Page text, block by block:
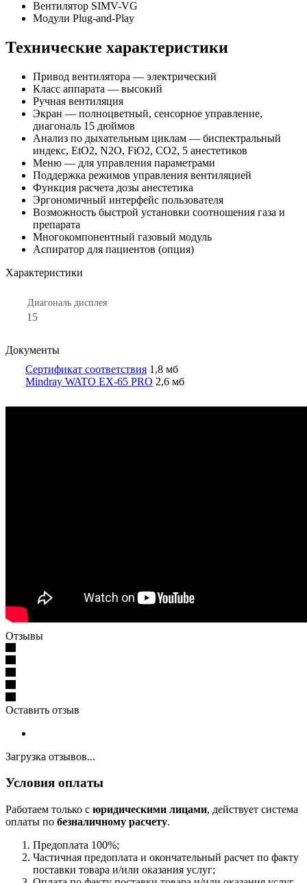
Вентилятор SIMV-VG
Модули Plug-and-Play
Технические характеристики
Привод вентилятора — электрический
Класс аппарата — высокий
Ручная вентиляция
Экран — полноцветный, сенсорное управление,
диагональ 15 дюймов
Анализ по дыхательным циклам — биспектральный
индекс, EtO2, N2O, FiO2, CO2, 5 анестетиков
Меню — для управления параметрами
Поддержка режимов управления вентиляцией
Функция расчета дозы анестетика
Эргономичный интерфейс пользователя
Возможность быстрой установки соотношения газа и
препарата
Многокомпонентный газовый модуль
Аспиратор для пациентов (опция)
Характеристики
Диагональ дисплея
15
Документы
Сертификат соответствия 1,8 мб
Mindray WATO EX-65 PRO 2,6 мб
Отзывы
Оставить отзыв
Загрузка отзывов...
Условия оплаты
Работаем только с юридическими лицами, действует система
оплаты по безналичному расчету.
Предоплата 100%;
Частичная предоплата и окончательный расчет по факту
поставки товара и/или оказания услуг;